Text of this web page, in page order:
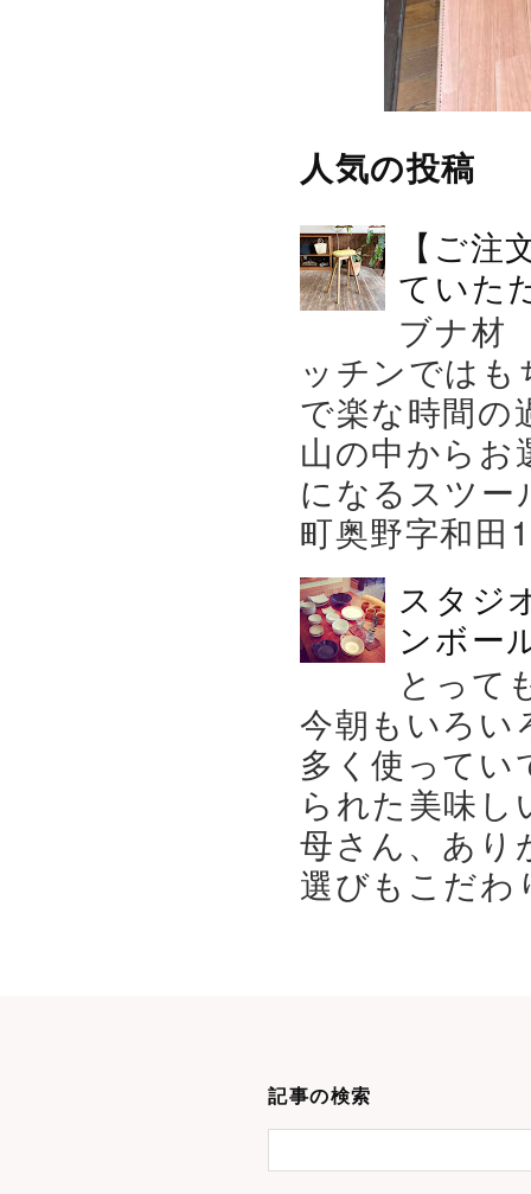
人気の投稿
【ご
ていた
ブナ材
ッチンでは
で楽な時間の
山の中から
になるスツー
町奥野字和
スタジ
ンボー
とって
今朝もいろい
多く使ってい
られた美味
母さん、あり
選びもこだ
記事の検索